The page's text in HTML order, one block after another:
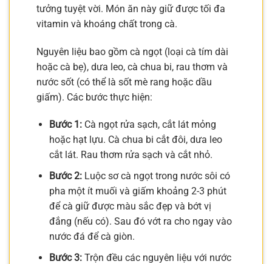
tưởng tuyệt vời. Món ăn này giữ được tối đa
vitamin và khoáng chất trong cà.
Nguyên liệu bao gồm cà ngọt (loại cà tím dài
hoặc cà bẹ), dưa leo, cà chua bi, rau thơm và
nước sốt (có thể là sốt mè rang hoặc dầu
giấm). Các bước thực hiện:
Bước 1:Cà ngọt rửa sạch, cắt lát mỏng
hoặc hạt lựu. Cà chua bi cắt đôi, dưa leo
cắt lát. Rau thơm rửa sạch và cắt nhỏ.
Bước 2:Luộc sơ cà ngọt trong nước sôi có
pha một ít muối và giấm khoảng 2-3 phút
để cà giữ được màu sắc đẹp và bớt vị
đắng (nếu có). Sau đó vớt ra cho ngay vào
nước đá để cà giòn.
Bước 3:Trộn đều các nguyên liệu với nước